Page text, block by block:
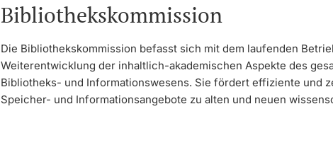
Bibliothekskommission
Die Bibliothekskommission befasst sich mit dem laufenden
Weiterentwicklung der inhaltlich-akademischen Aspekte des
Bibliotheks- und Informationswesens. Sie fördert effiziente und
Speicher- und Informationsangebote zu alten und neuen